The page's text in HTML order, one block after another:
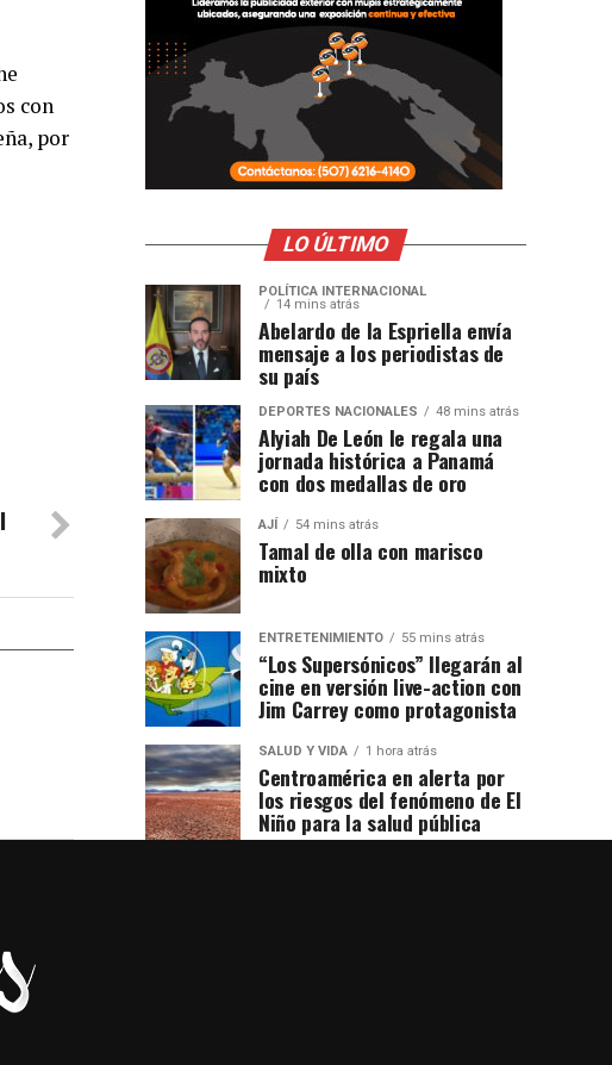
con
por
LO ÚLTIMO
POLÍTICA INTERNACIONAL
14 mins atrás
Abelardo de la Espriella envía
mensaje a los periodistas de
su país
DEPORTES NACIONALES 48 mins atrás
Alyiah De León le regala una
jornada histórica a Panamá
con dos medallas de oro
AJÍ 54 mins atrás
Tamal de olla con marisco
mixto
ENTRETENIMIENTO 55 mins atrás
“Los Supersónicos” llegarán al
cine en versión live-action con
Jim Carrey como protagonista
SALUD Y VIDA 1 hora atrás
Centroamérica en alerta por
los riesgos del fenómeno de El
Niño para la salud pública